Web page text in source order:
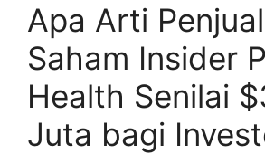
Apa Arti
Saham Insider
Health Senilai
Juta bagi